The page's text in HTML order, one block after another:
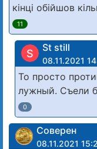
кінці обійшов
11
S St still
08.11.2021
То просто
лужный. Съели
0
Соверен
08.11.2021